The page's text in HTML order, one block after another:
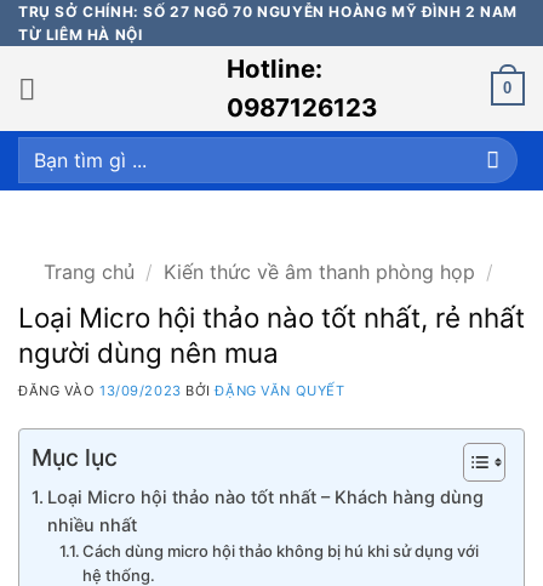
Bỏ
qua
nội
dung
TRỤ SỞ CHÍNH: SỐ 27 NGÕ 70 NGUYỄN HOÀNG MỸ ĐÌNH 2 NAM
TỪ LIÊM HÀ NỘI
Hotline:
0987126123
0
Tìm
kiếm:
Trang chủ / Kiến thức về âm thanh phòng họp /
Loại Micro hội thảo nào tốt nhất, rẻ nhất
người dùng nên mua
ĐĂNG VÀO13/09/2023 BỞIĐẶNG VĂN QUYẾT
Mục lục
Loại Micro hội thảo nào tốt nhất – Khách hàng dùng
nhiều nhất
Cách dùng micro hội thảo không bị hú khi sử dụng với
hệ thống.